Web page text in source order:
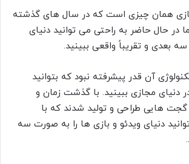
همان چیزی است که در سال های گذشته
در حال حاضر به راحتی می توانید دنیای
بعدی و تقریباً واقعی ببینید.
آن قدر پیشرفته نبود که بتوانید
دنیای مجازی ببینید. با گذشت زمان و
گجت هایی طراحی و تولید شدند که با
دنیای ویدئو و بازی ها را به صورت سه